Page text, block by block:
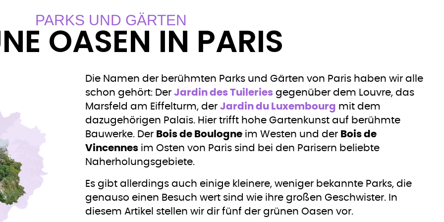
PARKS UND GÄRTEN
OASEN IN PARIS
Die Namen der berühmten Parks und Gärten von Paris haben wir alle
schon gehört: Der Jardin des Tuileries gegenüber dem Louvre, das
Marsfeld am Eiffelturm, der Jardin du Luxembourg mit dem
dazugehörigen Palais. Hier trifft hohe Gartenkunst auf berühmte
Bauwerke. Der Bois de Boulogne im Westen und der Bois de
Vincennes im Osten von Paris sind bei den Parisern beliebte
Naherholungsgebiete.
Es gibt allerdings auch einige kleinere, weniger bekannte Parks, die
genauso einen Besuch wert sind wie ihre großen Geschwister. In
diesem Artikel stellen wir dir fünf der grünen Oasen vor.